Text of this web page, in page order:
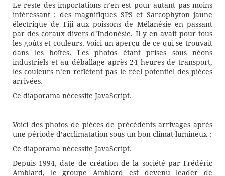
Le reste des importations n’en est pour autant pas moins
intéressant : des magnifiques SPS et Sarcophyton jaune
électrique de Fiji aux poissons de Mélanésie en passant
par des coraux divers d’Indonésie. Il y en avait pour tous
les goûts et couleurs. Voici un aperçu de ce qui se trouvait
dans les boîtes. Les photos étant prises sous néons
industriels et au déballage après 24 heures de transport,
les couleurs n’en reflètent pas le réel potentiel des pièces
arrivées.
Ce diaporama nécessite JavaScript.
Voici des photos de pièces de précédents arrivages après
une période d’acclimatation sous un bon climat lumineux :
Ce diaporama nécessite JavaScript.
Depuis 1994, date de création de la société par Frédéric
Amblard, le groupe Amblard est devenu leader de